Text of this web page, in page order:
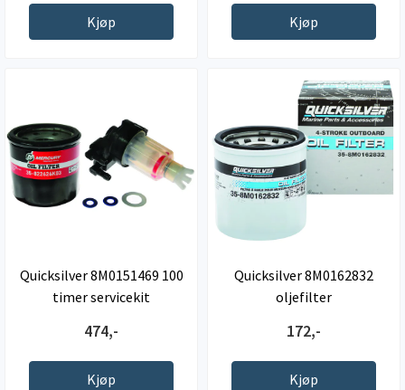
Kjøp Kjøp
Quicksilver 8M0151469 100
timer servicekit
474,-
Kjøp
Quicksilver 8M0162832
oljefilter
172,-
Kjøp